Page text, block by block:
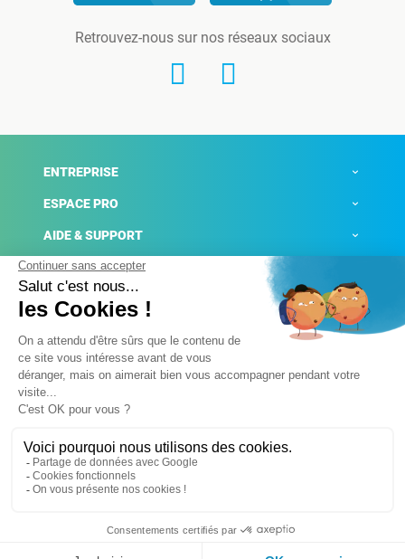
Retrouvez-nous sur nos réseaux sociaux
ENTREPRISE
ESPACE PRO
AIDE & SUPPORT
ACTUALITÉS
Mentions légales
Conditions générales de ventes
Plateforme de signalement